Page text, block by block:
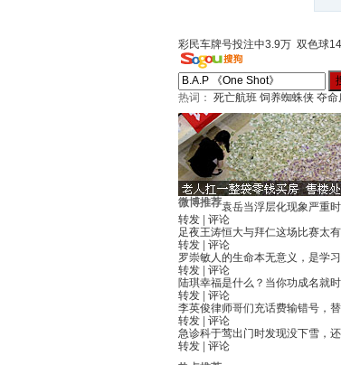
彩民车牌号投注中3.9万 双色球
热词： 死亡航班 饲养蜘蛛侠 夺命
微博推荐袁岳当浮层化现象严重
转发
评论
足夜王涛恒大与拜仁这场比赛太
转发
评论
罗崇敏人的生命本无意义，是学
转发
评论
陆琪幸福是什么？当你功成名就
转发
评论
李英俊律师哥们充话费输错号，
转发
评论
急诊科于莺出门时发现没下雪，
转发
评论